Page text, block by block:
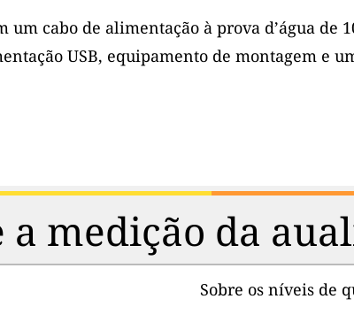
um cabo de alimentação à prova d’água de
USB, equipamento de montagem e
a medição da
Sobre os níveis de